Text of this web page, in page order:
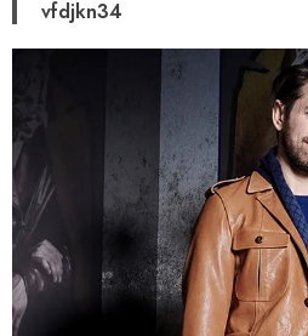
vfdjkn34